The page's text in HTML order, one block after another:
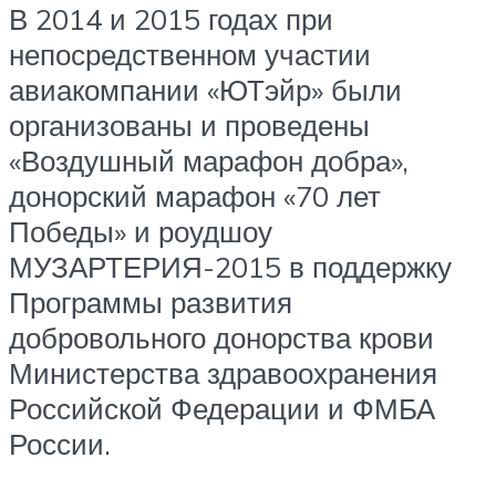
В 2014 и 2015 годах при
непосредственном участии
авиакомпании «ЮТэйр» были
организованы и проведены
«Воздушный марафон добра»,
донорский марафон «70 лет
Победы» и роудшоу
МУЗАРТЕРИЯ-2015 в поддержку
Программы развития
добровольного донорства крови
Министерства здравоохранения
Российской Федерации и ФМБА
России.